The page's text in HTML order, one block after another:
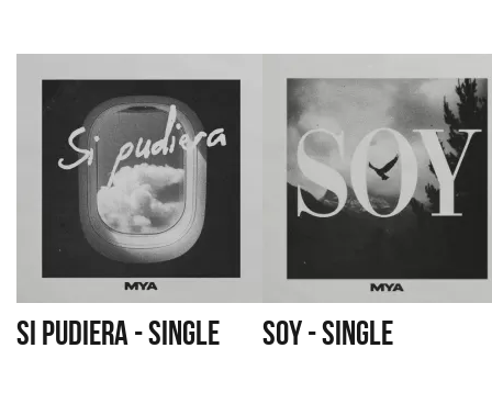
SI PUDIERA - SINGLE SOY - SINGLE